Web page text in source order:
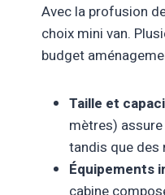
Avec la profusion
choix mini van.
budget
Taille et
mètres)
tandis que des
Équipements